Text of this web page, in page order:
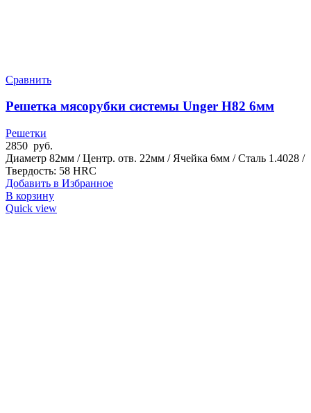
Сравнить
Решетка мясорубки системы Unger H82 6мм
Решетки
2850 руб.
Диаметр 82мм / Центр. отв. 22мм / Ячейка 6мм / Сталь 1.4028 /
Твердость: 58 HRC
Добавить в Избранное
В корзину
Quick view